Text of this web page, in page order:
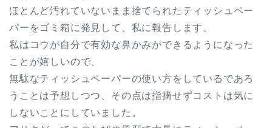
ほとんど汚れていないまま捨てられたティッシュペー
パーをゴミ箱に発見して、私に報告します。
私はコウが自分で有効な鼻かみができるようになった
ことが嬉しいので、
無駄なティッシュペーパーの使い方をしているであろ
うことは予想しつつ、その点は指摘せずコストは気に
しないことにしていました。